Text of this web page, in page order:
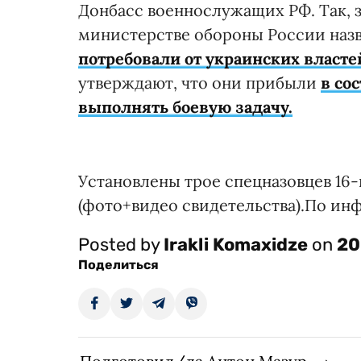
Донбасс военнослужащих РФ. Так,
министерстве обороны России
потребовали от украинских
утверждают, что они прибыли в
выполнять боевую задачу.
Установлены трое спецназовцев
(фото+видео свидетельства).По
Posted byIrakli Komaxidze on
Поделиться